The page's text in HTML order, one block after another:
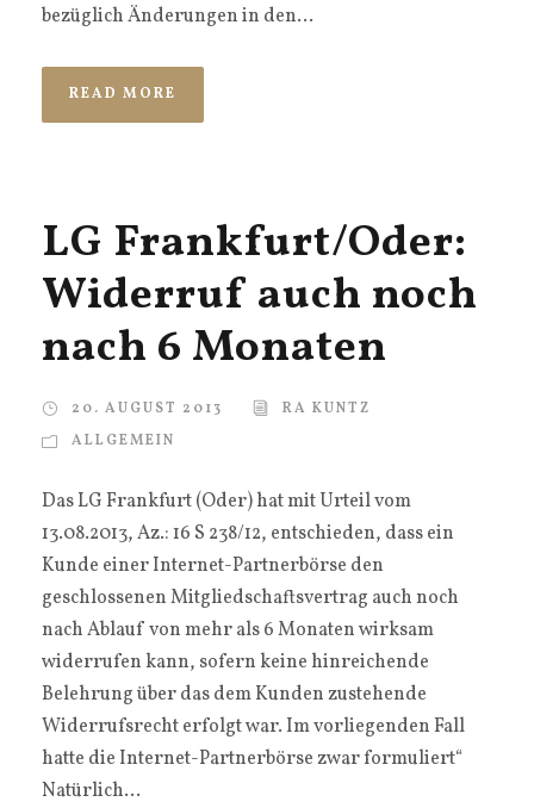
bezüglich Änderungen in den...
READ MORE
LG Frankfurt/Oder:
Widerruf auch noch
nach 6 Monaten
20. AUGUST 2013
RA KUNTZ
ALLGEMEIN
Das LG Frankfurt (Oder) hat mit Urteil vom
13.08.2013, Az.: 16 S 238/12, entschieden, dass ein
Kunde einer Internet-Partnerbörse den
geschlossenen Mitgliedschaftsvertrag auch noch
nach Ablauf von mehr als 6 Monaten wirksam
widerrufen kann, sofern keine hinreichende
Belehrung über das dem Kunden zustehende
Widerrufsrecht erfolgt war. Im vorliegenden Fall
hatte die Internet-Partnerbörse zwar formuliert“
Natürlich...